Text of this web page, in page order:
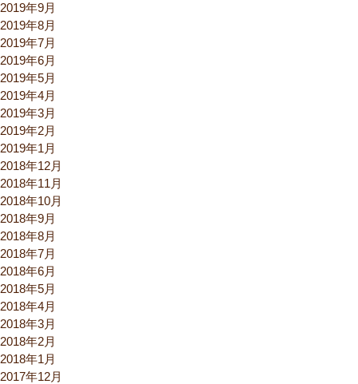
2019年9月
2019年8月
2019年7月
2019年6月
2019年5月
2019年4月
2019年3月
2019年2月
2019年1月
2018年12月
2018年11月
2018年10月
2018年9月
2018年8月
2018年7月
2018年6月
2018年5月
2018年4月
2018年3月
2018年2月
2018年1月
2017年12月